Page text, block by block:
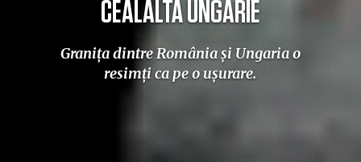
CEALALTĂ UNGARIE
Graniţa dintre România şi Ungaria o
resimţi ca pe o uşurare.